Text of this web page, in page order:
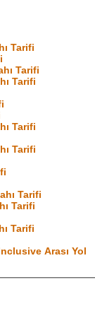
Tarifi
Tarifi
Tarifi
Tarifi
Tarifi
Tarifi
Tarifi
Tarifi